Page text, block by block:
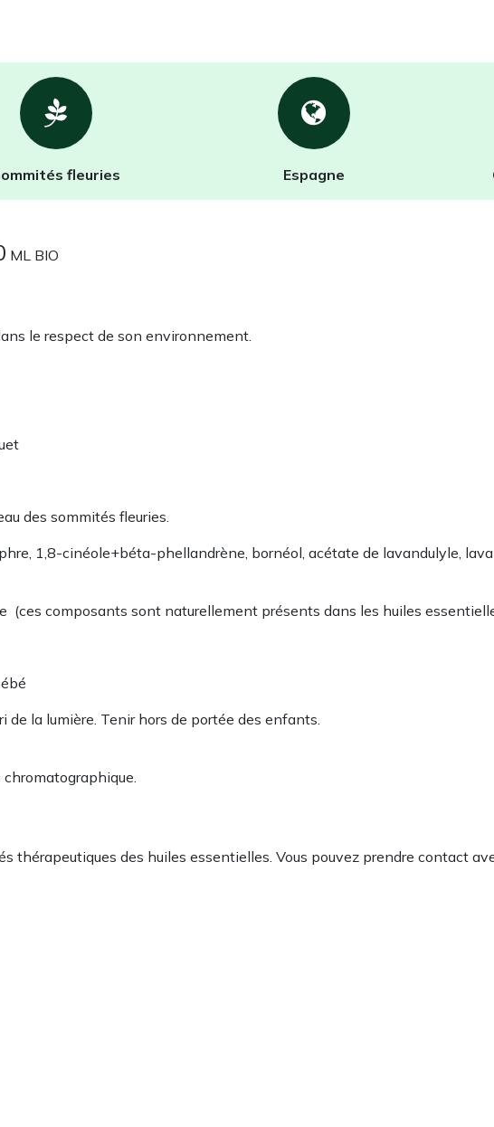
fleuries Espagne
ML BIO
le respect de son environnement.
des sommités fleuries.
1,8-cinéole+béta-phellandrène, bornéol, acétate de lavandulyle,
(ces composants sont naturellement présents dans les huiles
la lumière. Tenir hors de portée des enfants.
thérapeutiques des huiles essentielles. Vous pouvez prendre contact